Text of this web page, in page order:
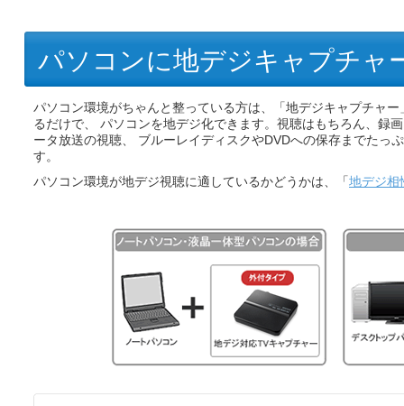
パソコンに地デジキャプチャ
パソコン環境がちゃんと整っている方は、「地デジキャプチャー
るだけで、 パソコンを地デジ化できます。視聴はもちろん、録
ータ放送の視聴、 ブルーレイディスクやDVDへの保存までたっ
す。
パソコン環境が地デジ視聴に適しているかどうかは、「地デジ相